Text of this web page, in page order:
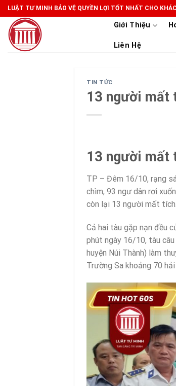
Skip
to
content
LUẬT TƯ MINH BẢO VỆ QUYỀN LỢI TỐT NHẤT CHO
Giới Thiệu
Liên Hệ
TIN TỨC
13 người mất
13 người mất
TP – Đêm 16/10, rạng
chìm, 93 ngư dân rơi
còn lại 13 người mất
Cả hai tàu gặp nạn đều
phút ngày 16/10, tàu
huyện Núi Thành) làm
Trường Sa khoảng 70